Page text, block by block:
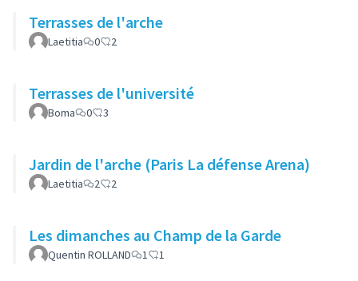
Terrasses de l'arche
Laetitia 0 2
Terrasses de l'université
Boma 0 3
Jardin de l'arche (Paris La défense Arena)
Laetitia 2 2
Les dimanches au Champ de la Garde
Quentin ROLLAND 1 1